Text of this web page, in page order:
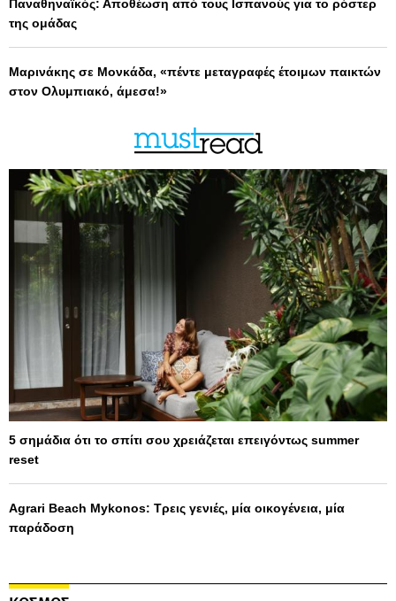
Παναθηναϊκός: Αποθέωση από τους Ισπανούς για το ρόστερ
της ομάδας
Μαρινάκης σε Μονκάδα, «πέντε μεταγραφές έτοιμων παικτών
στον Ολυμπιακό, άμεσα!»
5 σημάδια ότι το σπίτι σου χρειάζεται επειγόντως summer
reset
Agrari Beach Mykonos: Τρεις γενιές, μία οικογένεια, μία
παράδοση